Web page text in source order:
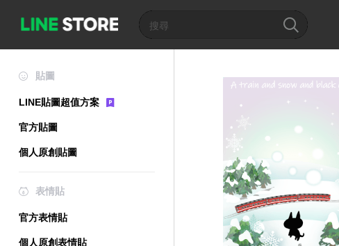
貼圖
LINE貼圖超值方案
官方貼圖
個人原創貼圖
表情貼
官方表情貼
個人原創表情貼